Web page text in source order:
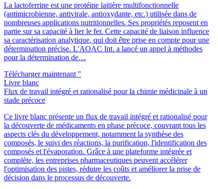
La lactoferrine est une protéine laitière multifonctionnelle
(antimicrobienne, antivirale, antioxydante, etc.) utilisée dans de
nombreuses applications nutritionnelles. Ses propriétés reposent en
partie sur sa capacité à lier le fer. Cette capacité de liaison influence
sa caractérisation analytique, qui doit être prise en compte pour une
détermination précise. L'AOAC Int. a lancé un appel à méthodes
pour la détermination de…
Télécharger maintenant "
Livre blanc
Flux de travail intégré et rationalisé pour la chimie médicinale à un
stade précoce
Ce livre blanc présente un flux de travail intégré et rationalisé pour
la découverte de médicaments en phase précoce, couvrant tous les
aspects clés du développement, notamment la synthèse des
composés, le suivi des réactions, la purification, l'identification des
composés et l'évaporation. Grâce à une plateforme intégrée et
complète, les entreprises pharmaceutiques peuvent accélérer
l'optimisation des pistes, réduire les coûts et améliorer la prise de
décision dans le processus de découverte.